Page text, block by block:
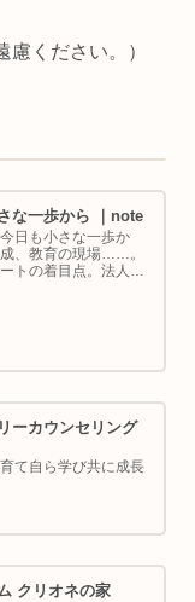
慮ください。）
な一歩から ｜note
日も小さな一歩か
、教育の現場……。
トの着目点。法人代
ーカウンセリング
て自ら学び共に成長
クリオネの家